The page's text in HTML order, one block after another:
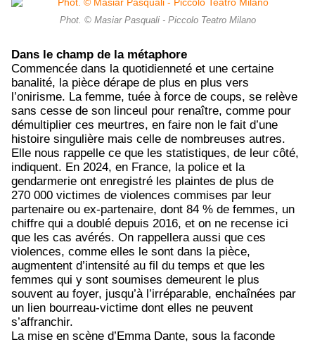
Phot. © Masiar Pasquali - Piccolo Teatro Milano
Dans le champ de la métaphore
Commencée dans la quotidienneté et une certaine
banalité, la pièce dérape de plus en plus vers
l’onirisme. La femme, tuée à force de coups, se relève
sans cesse de son linceul pour renaître, comme pour
démultiplier ces meurtres, en faire non le fait d’une
histoire singulière mais celle de nombreuses autres.
Elle nous rappelle ce que les statistiques, de leur côté,
indiquent. En 2024, en France, la police et la
gendarmerie ont enregistré les plaintes de plus de
270 000 victimes de violences commises par leur
partenaire ou ex-partenaire, dont 84 % de femmes, un
chiffre qui a doublé depuis 2016, et on ne recense ici
que les cas avérés. On rappellera aussi que ces
violences, comme elles le sont dans la pièce,
augmentent d’intensité au fil du temps et que les
femmes qui y sont soumises demeurent le plus
souvent au foyer, jusqu’à l’irréparable, enchaînées par
un lien bourreau-victime dont elles ne peuvent
s’affranchir.
La mise en scène d’Emma Dante, sous la faconde